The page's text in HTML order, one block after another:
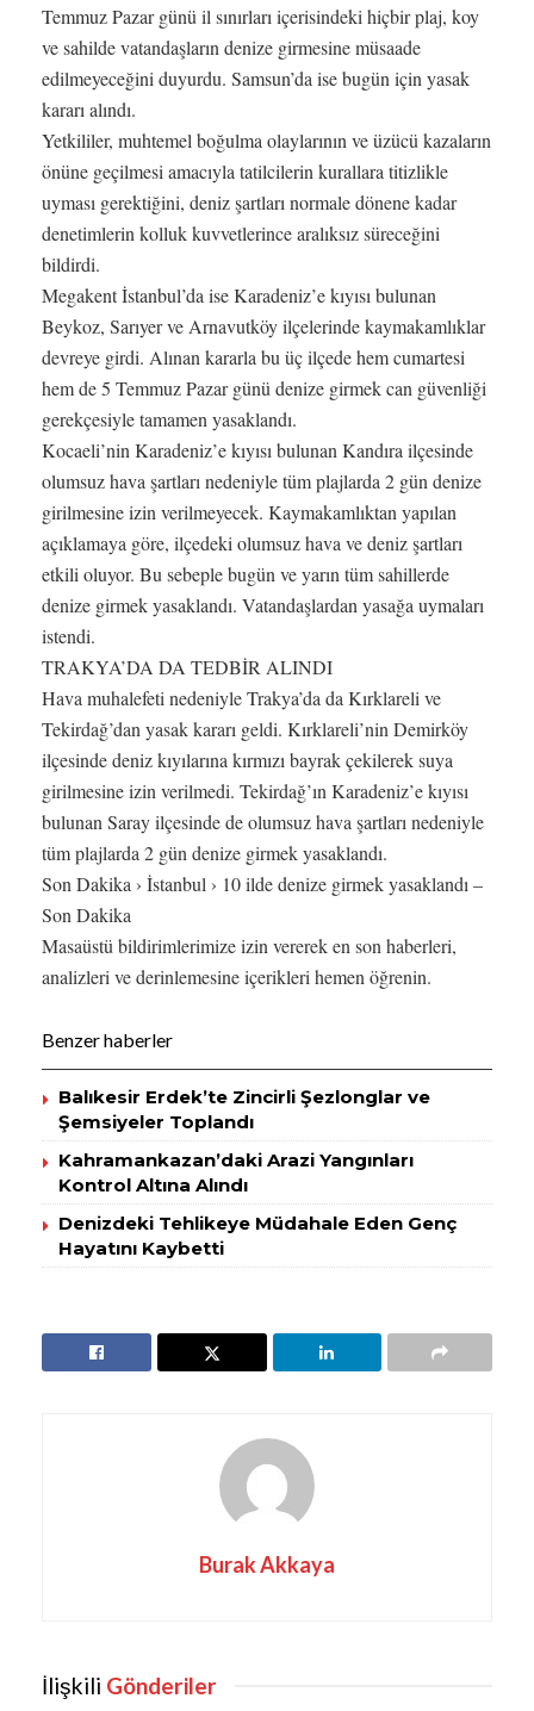
Temmuz Pazar günü il sınırları içerisindeki hiçbir plaj, koy
ve sahilde vatandaşların denize girmesine müsaade
edilmeyeceğini duyurdu. Samsun’da ise bugün için yasak
kararı alındı.
Yetkililer, muhtemel boğulma olaylarının ve üzücü kazaların
önüne geçilmesi amacıyla tatilcilerin kurallara titizlikle
uyması gerektiğini, deniz şartları normale dönene kadar
denetimlerin kolluk kuvvetlerince aralıksız süreceğini
bildirdi.
Megakent İstanbul’da ise Karadeniz’e kıyısı bulunan
Beykoz, Sarıyer ve Arnavutköy ilçelerinde kaymakamlıklar
devreye girdi. Alınan kararla bu üç ilçede hem cumartesi
hem de 5 Temmuz Pazar günü denize girmek can güvenliği
gerekçesiyle tamamen yasaklandı.
Kocaeli’nin Karadeniz’e kıyısı bulunan Kandıra ilçesinde
olumsuz hava şartları nedeniyle tüm plajlarda 2 gün denize
girilmesine izin verilmeyecek. Kaymakamlıktan yapılan
açıklamaya göre, ilçedeki olumsuz hava ve deniz şartları
etkili oluyor. Bu sebeple bugün ve yarın tüm sahillerde
denize girmek yasaklandı. Vatandaşlardan yasağa uymaları
istendi.
TRAKYA’DA DA TEDBİR ALINDI
Hava muhalefeti nedeniyle Trakya’da da Kırklareli ve
Tekirdağ’dan yasak kararı geldi. Kırklareli’nin Demirköy
ilçesinde deniz kıyılarına kırmızı bayrak çekilerek suya
girilmesine izin verilmedi. Tekirdağ’ın Karadeniz’e kıyısı
bulunan Saray ilçesinde de olumsuz hava şartları nedeniyle
tüm plajlarda 2 gün denize girmek yasaklandı.
Son Dakika › İstanbul › 10 ilde denize girmek yasaklandı –
Son Dakika
Masaüstü bildirimlerimize izin vererek en son haberleri,
analizleri ve derinlemesine içerikleri hemen öğrenin.
Benzer haberler
Balıkesir Erdek’te Zincirli Şezlonglar ve
Şemsiyeler Toplandı
Kahramankazan’daki Arazi Yangınları
Kontrol Altına Alındı
Denizdeki Tehlikeye Müdahale Eden Genç
Hayatını Kaybetti
Burak Akkaya
İlişkili Gönderiler